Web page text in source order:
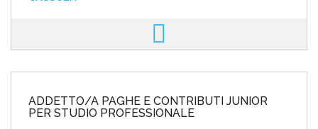
ADDETTO/A PAGHE E CONTRIBUTI JUNIOR
PER STUDIO PROFESSIONALE